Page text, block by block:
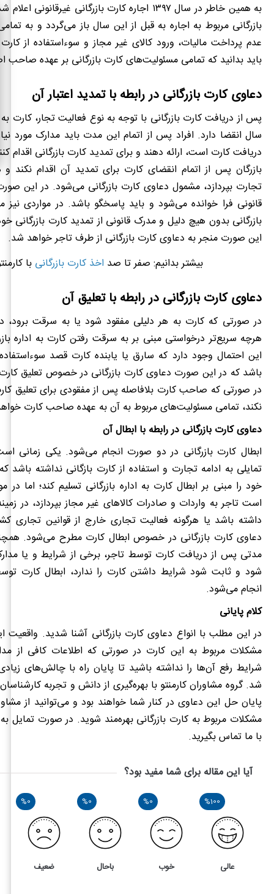
به همین خاطر در سال ۱۳۹۷ اجاره کارت بازرگانی
بازرگانی مربوط به اجاره به قبل از این سال باز می‌گردد و به
عدم پرداخت مالیات، ورود کالای غیر مجاز و سوءاستفاده از
باید بدانید که تمامی مسئولیت‌های کارت بازرگانی بر عهده
دعاوی کارت بازرگانی در رابطه با تمدید اعتبار آن
سال انقضا دارد. افراد پس از اتمام این مدت باید مدارک مورد
دریافت کارت است، ارائه دهند و برای تمدید کارت بازرگانی اقدام
بازرگان پس از اتمام انقضای کارت برای تمدید آن اقدام نکند
تجارت بپردازد، مشمول دعاوی کارت بازرگانی می‌شود. در این
قانونی فرا خوانده می‌شود و باید پاسخگو باشد. در مواردی
بازرگانی بدون هیچ دلیل و مدرک قانونی از تمدید کارت بازرگانی
این صورت منجر به دعاوی کارت بازرگانی از طرف تاجر خواهد شد.
بیشتر بدانیم: صفر تا صد اخذ کارت بازرگانی با
دعاوی کارت بازرگانی در رابطه با تعلیق آن
در صورتی که کارت به هر دلیلی مفقود شود یا به سرقت برود،
هرچه سریع‌تر درخواستی مبنی بر به سرقت رفتن کارت به اداره
این احتمال وجود دارد که سارق یا یابنده کارت قصد
باشد که در این صورت دعاوی کارت بازرگانی در خصوص تعلیق
در صورتی که صاحب کارت بلافاصله پس از مفقودی برای تعلیق کارت
نکند، تمامی مسئولیت‌های مربوط به آن به عهده صاحب کارت
دعاوی کارت بازرگانی در رابطه با ابطال آن
ابطال کارت بازرگانی در دو صورت انجام می‌شود. یکی زمانی
تمایلی به ادامه تجارت و استفاده از کارت بازگانی نداشته باشد
خود را مبنی بر ابطال کارت به اداره بازرگانی تسلیم کند؛ اما
است تاجر به واردات و صادرات کالاهای غیر مجاز بپردازد، در
داشته باشد یا هرگونه فعالیت تجاری خارج از قوانین تجاری
دعاوی کارت بازرگانی در خصوص ابطال کارت مطرح می‌شود.
مدتی پس از دریافت کارت توسط تاجر، برخی از شرایط و یا
شود و ثابت شود شرایط داشتن کارت را ندارد، ابطال کارت توسط
انجام می‌شود.
کلام پایانی
در این مطلب با انواع دعاوی کارت بازرگانی آشنا شدید.
مشکلات مربوط به این کارت در صورتی که اطلاعات کافی از
شرایط رفع آن‌ها را نداشته باشید تا پایان راه با چالش‌های
شد. گروه مشاوران کارمنتو با بهره‌گیری از دانش و تجربه
پایان حل این دعاوی در کنار شما خواهند بود و می‌توانید از
مشکلات مربوط به کارت بازرگانی بهره‌مند شوید. در صورت تمایل
با ما تماس بگیرید.
آیا این مقاله برای شما مفید بود؟
%100
عالی
%0
خوب
%0
باحال
%0
ضعیف